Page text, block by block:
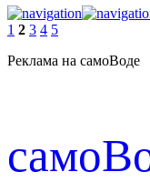
1 2 3 4 5
Реклама на самоВоде